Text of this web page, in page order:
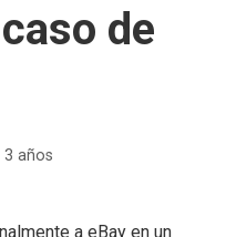
de
3 años